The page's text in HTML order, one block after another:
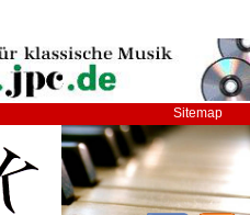
Sitemap